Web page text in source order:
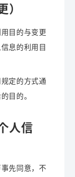
目的与变更
息的利用目
定的方式通
目的。
人信
先同意，不